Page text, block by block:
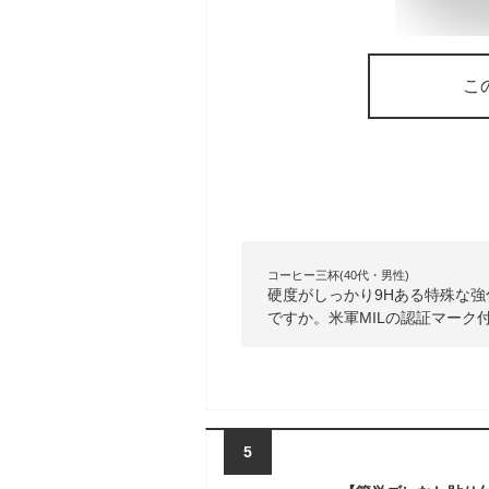
こ
コーヒー三杯(40代・男性)
硬度がしっかり9Hある特殊な
ですか。米軍MILの認証マーク
5